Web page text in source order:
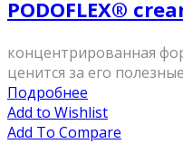
PODOFLEX®
концентрированная
ценится за его
Подробнее
Add to Wishlist
Add To Compare